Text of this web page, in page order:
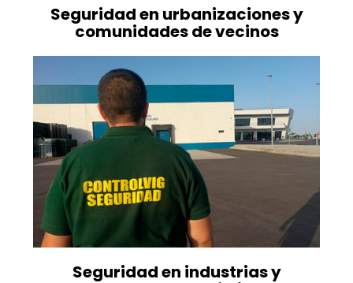
Seguridad en urbanizaciones y
comunidades de vecinos
Seguridad en industrias y